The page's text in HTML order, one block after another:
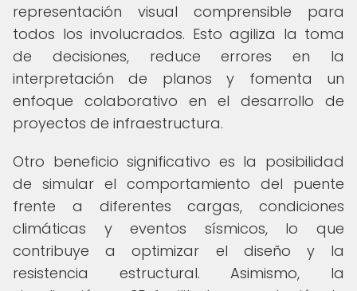
representación visual comprensible para
todos los involucrados. Esto agiliza la toma
de decisiones, reduce errores en la
interpretación de planos y fomenta un
enfoque colaborativo en el desarrollo de
proyectos de infraestructura.
Otro beneficio significativo es la posibilidad
de simular el comportamiento del puente
frente a diferentes cargas, condiciones
climáticas y eventos sísmicos, lo que
contribuye a optimizar el diseño y la
resistencia estructural. Asimismo, la